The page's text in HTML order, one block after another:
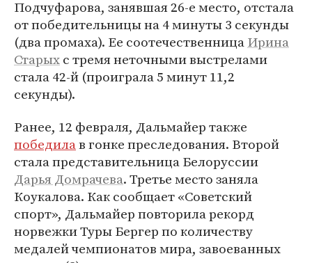
Подчуфарова, занявшая 26-е место, отстала
от победительницы на 4 минуты 3 секунды
(два промаха). Ее соотечественницаИрина
Старыхс тремя неточными выстрелами
стала 42-й (проиграла 5 минут 11,2
секунды).
Ранее, 12 февраля, Дальмайер также
победилав гонке преследования. Второй
стала представительница Белоруссии
Дарья Домрачева. Третье место заняла
Коукалова. Как сообщает «Советский
спорт», Дальмайер повторила рекорд
норвежки Туры Бергер по количеству
медалей чемпионатов мира, завоеванных